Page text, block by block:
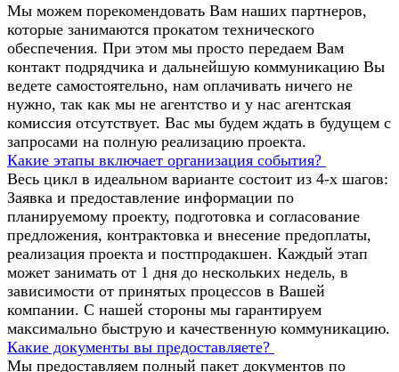
Мы можем порекомендовать Вам наших партнеров,
которые занимаются прокатом технического
обеспечения. При этом мы просто передаем Вам
контакт подрядчика и дальнейшую коммуникацию Вы
ведете самостоятельно, нам оплачивать ничего не
нужно, так как мы не агентство и у нас агентская
комиссия отсутствует. Вас мы будем ждать в будущем с
запросами на полную реализацию проекта.
Какие этапы включает организация события?
Весь цикл в идеальном варианте состоит из 4-х шагов:
Заявка и предоставление информации по
планируемому проекту, подготовка и согласование
предложения, контрактовка и внесение предоплаты,
реализация проекта и постпродакшен. Каждый этап
может занимать от 1 дня до нескольких недель, в
зависимости от принятых процессов в Вашей
компании. С нашей стороны мы гарантируем
максимально быструю и качественную коммуникацию.
Какие документы вы предоставляете?
Мы предоставляем полный пакет документов по